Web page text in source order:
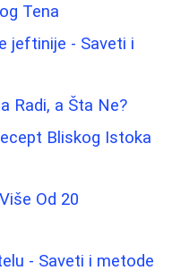
Tena
jeftinije - Saveti i
Radi, a Šta Ne?
Bliskog Istoka
Od 20
- Saveti i metode